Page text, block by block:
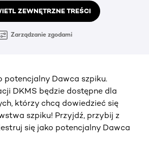
ZEWNĘTRZNE TREŚCI
Zarządzanie zgodami
potencjalny Dawca szpiku.
DKMS będzie dostępne dla
którzy chcą dowiedzieć się
szpiku! Przyjdź, przybij z
się jako potencjalny Dawca